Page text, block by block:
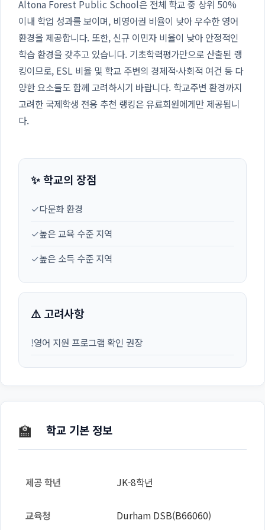
Altona Forest Public School은 전체 학교 중 상위 50%
이내 학업 성과를 보이며, 비영어권 비율이 낮아 우수한 영어
환경을 제공합니다. 또한, 신규 이민자 비율이 낮아 안정적인
학습 환경을 갖추고 있습니다. 기초학력평가만으로 산출된 랭
킹이므로, ESL 비율 및 학교 주변의 경제적·사회적 여건 등 다
양한 요소들도 함께 고려하시기 바랍니다. 학교주변 환경까지
고려한 국제학생 전용 추천 랭킹은 유료회원에게만 제공됩니
다.
✨ 학교의 장점
✓다문화 환경
✓높은 교육 수준 지역
✓높은 소득 수준 지역
⚠️ 고려사항
!영어 지원 프로그램 확인 권장
🏫 학교 기본 정보
제공 학년 JK-8학년
교육청 Durham DSB(B66060)